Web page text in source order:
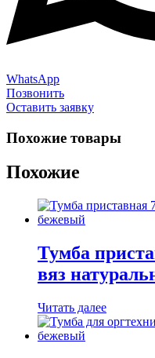
WhatsApp
Позвонить
Оставить заявку
Похожие товары
Похожие
Тумба
вяз
Читать далее